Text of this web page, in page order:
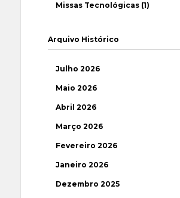
Missas Tecnológicas (1)
Arquivo Histórico
Julho 2026
Maio 2026
Abril 2026
Março 2026
Fevereiro 2026
Janeiro 2026
Dezembro 2025